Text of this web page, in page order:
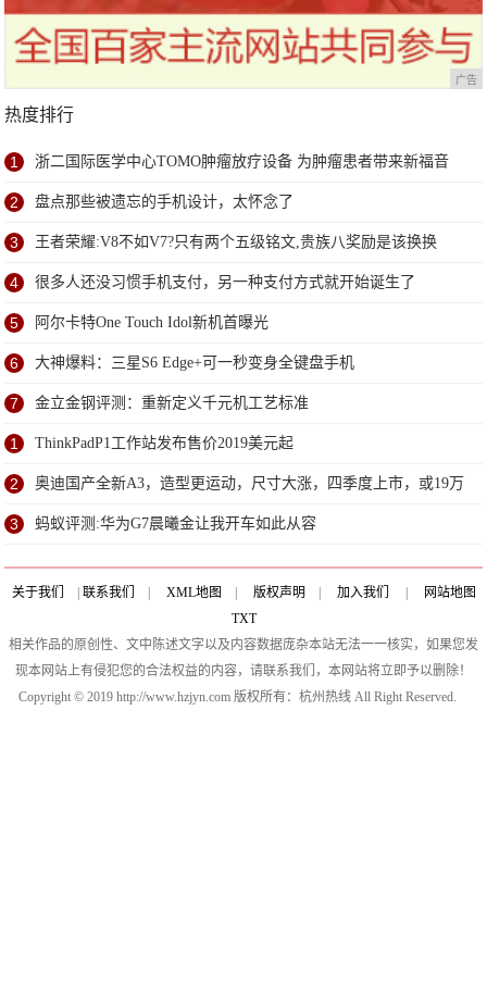
广告
热度排行
1 浙二国际医学中心TOMO肿瘤放疗设备 为肿瘤患者带来新福音
2 盘点那些被遗忘的手机设计，太怀念了
3 王者荣耀:V8不如V7?只有两个五级铭文,贵族八奖励是该换换
4 很多人还没习惯手机支付，另一种支付方式就开始诞生了
5 阿尔卡特One Touch Idol新机首曝光
6 大神爆料：三星S6 Edge+可一秒变身全键盘手机
7 金立金钢评测：重新定义千元机工艺标准
1 ThinkPadP1工作站发布售价2019美元起
2 奥迪国产全新A3，造型更运动，尺寸大涨，四季度上市，或19万
起售
3 蚂蚁评测:华为G7晨曦金让我开车如此从容
关于我们 联系我们 XML地图 版权声明 加入我们
网站地图
TXT
相关作品的原创性、文中陈述文字以及内容数据庞杂本站无法一一核实，如果您发
现本网站上有侵犯您的合法权益的内容，请联系我们，本网站将立即予以删除！
Copyright © 2019 http://www.hzjyn.com 版权所有：杭州热线 All Right Reserved.